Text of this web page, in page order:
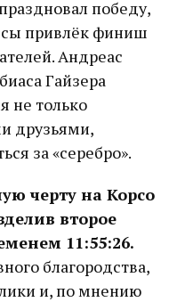
победу,
привлёк финиш
Андреас
Гайзера
не только
друзьями,
за «серебро».
черту на Корсо
второе
11:55:26.
благородства,
и, по мнению